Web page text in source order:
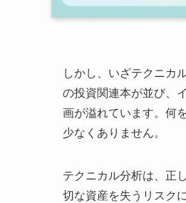
しかし、いざテクニカ
の投資関連本が並び、
画が溢れています。何
少なくありません。
テクニカル分析は、正
切な資産を失うリスク